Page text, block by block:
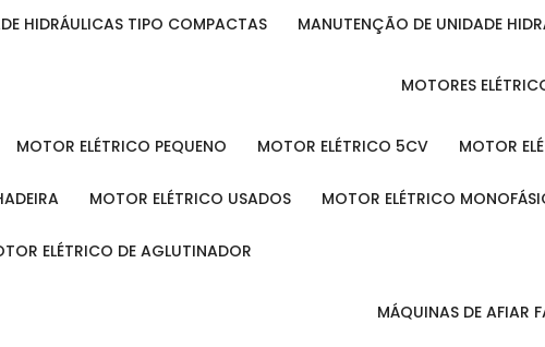
HIDRÁULICAS TIPO COMPACTAS MANUTENÇÃO DE UNIDADE
MOTORES
MOTOR ELÉTRICO PEQUENO MOTOR ELÉTRICO 5CV MOTOR
MOTOR ELÉTRICO USADOS MOTOR ELÉTRICO
ELÉTRICO DE AGLUTINADOR
MÁQUINAS DE AFIAR